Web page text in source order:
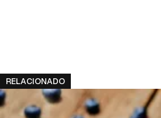
RELACIONADO